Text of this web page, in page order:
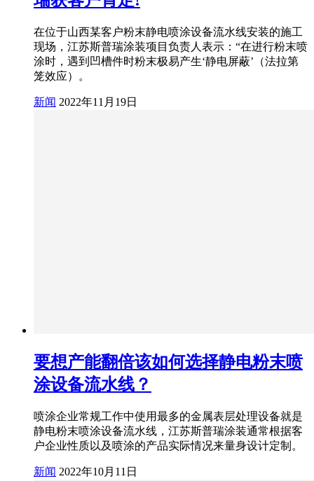
在位于山西某客户粉末静电喷涂设备流水线安装的施工
现场，江苏斯普瑞涂装项目负责人表示：“在进行粉末喷
涂时，遇到凹槽件时粉末极易产生‘静电屏蔽’（法拉第
笼效应）。
新闻 2022年11月19日
要想产能翻倍该如何选择静电粉末喷
涂设备流水线？
喷涂企业常规工作中使用最多的金属表层处理设备就是
静电粉末喷涂设备流水线，江苏斯普瑞涂装通常根据客
户企业性质以及喷涂的产品实际情况来量身设计定制。
新闻 2022年10月11日